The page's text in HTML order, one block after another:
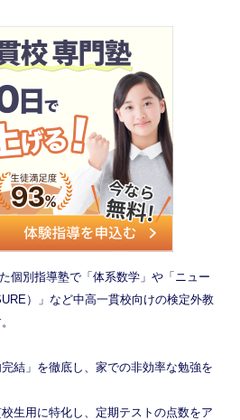
個別指導塾で「体系数学」や「ニュー
）」など中高一貫校向けの検定外教
結」を徹底し、家での非効率な勉強を
生用に特化し、定期テストの点数をア